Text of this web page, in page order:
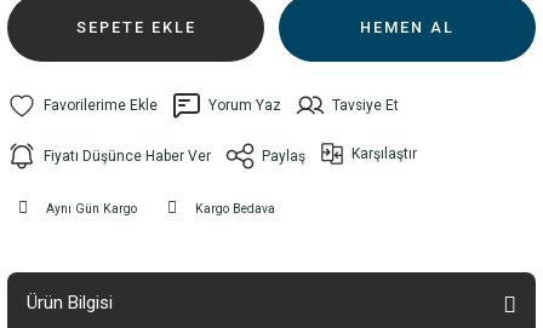
SEPETE EKLE HEMEN AL
Yorum Yaz Tavsiye Et
Fiyatı Düşünce Haber Ver Paylaş Karşılaştır
Aynı Gün Kargo Kargo Bedava
Ürün Bilgisi